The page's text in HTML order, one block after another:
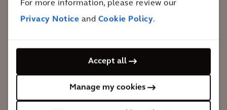
For more information, please review our
Privacy Notice and Cookie Policy.
Accept all
Manage my cookies
développements sur les techniques
d'élimination des PFAS et supprimons les
Wim Plaisier